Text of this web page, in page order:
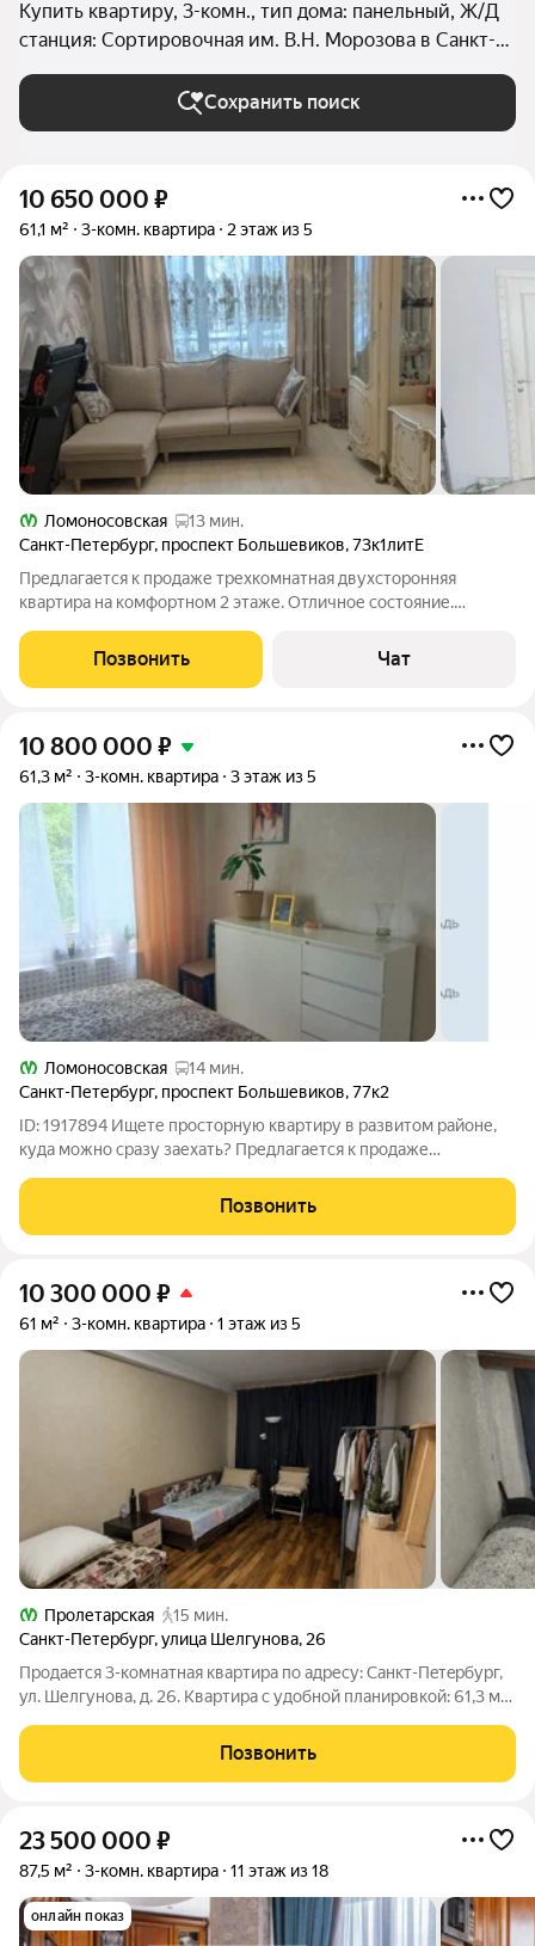
Купить квартиру, 3-комн., тип дома: панельный, Ж/Д
станция: Сортировочная им. В.Н. Морозова в Санкт-
Петербурге и ЛО
Сохранить поиск
10 650 000 ₽
61,1 м² 3-комн. квартира 2 этаж из 5
Ломоносовская
13 мин.
Санкт-Петербург, проспект Большевиков,73к1литЕ
Предлагается к продаже трехкомнатная двухсторонняя
квартира на комфортном 2 этаже. Отличное состояние.
отопления. Новая эл.проводка. Стеклопакеты на окнах.
Натяжные потолки. Квадратная кухня
Позвонить Чат
10 800 000 ₽
61,3 м² 3-комн. квартира 3 этаж из 5
Ломоносовская
14 мин.
Санкт-Петербург, проспект Большевиков,77к2
ID: 1917894 Ищете просторную квартиру в развитом районе,
куда можно сразу заехать? Предлагается к продаже
комнатами на 3м этаже , расположенная в Невском районе
Санкт-Петербурга на проспекте
Позвонить
10 300 000 ₽
61 м² 3-комн. квартира 1 этаж из 5
Пролетарская
15 мин.
Санкт-Петербург,улица Шелгунова, 26
Пpoдaeтcя 3-кoмнатная квартира пo адpеcу: Caнкт-Пeтepбург,
ул. Шелгунoвa, д. 26. Kвapтира с удобнoй плaниpовкой: 61,3 м
комнаты, pаздельный caнузeл и oтдeльная кладoвая, кoтopую
можно
Позвонить
23 500 000 ₽
87,5 м² 3-комн. квартира 11 этаж из 18
онлайн показ